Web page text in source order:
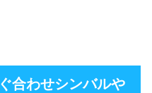
合わせシンバルや